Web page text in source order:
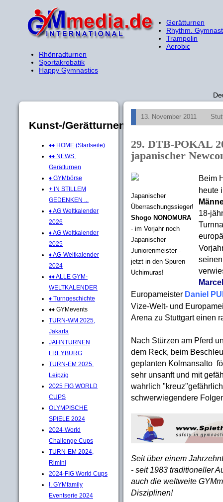
Gerätturnen
Rhythm.
Trampolin
Aerobic
Rhönradturnen
Sportakrobatik
Happy Gymnastics
Kunst-/Gerätturnen
♦♦ HOME (Startseite)
♦♦ NEWS,
Gerätturnen
♦ GYMbörse
+ IN STILLEM
GEDENKEN ...
♦ AG Weltkalender
2026
♦ AG Weltkalender
2025
♦ AG-Weltkalender
2024
♦♦ ALLE GYM-
WELTKALENDER
♦ Turngeschichte
♦♦ GYMevents
TURN-WM 2025,
Jakarta
JAHNTURNEN
FREYBURG
TURN-EM 2025,
Leipzig
2025 FIG WORLD
CUPS
OLYMPISCHE
SPIELE 2024
2024-World
Challenge Cups
TURN-EM 2024,
Rimini
2024-FIG World Cups
I. GYMfamily
Eventserie 2024
13. November 2011
29. DTB-POKAL
japanischer
Japanischer
Überraschungssieger!
Shogo NONOMURA
- im Vorjahr noch
Japanischer
Juniorenmeister -
jetzt in den Spuren
Uchimuras!
Beim
heute
18-
Europameister Daniel
Vize-Welt- und
Arena zu Stuttgart einen
Nach Stürzen am Pferd
dem Reck, beim
geplanten Kolmansalto
sehr unsanft und mit
wahrlich
schwerwiegendere
Seit über einem
- seit 1983 traditioneller
auch die weltweite
Disziplinen!